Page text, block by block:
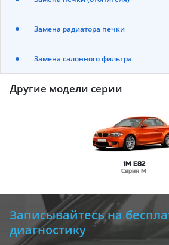
Замена радиатора печки
Замена салонного фильтра
Другие модели серии
1M E82
Серия M
Записывайтесь на
диагностику